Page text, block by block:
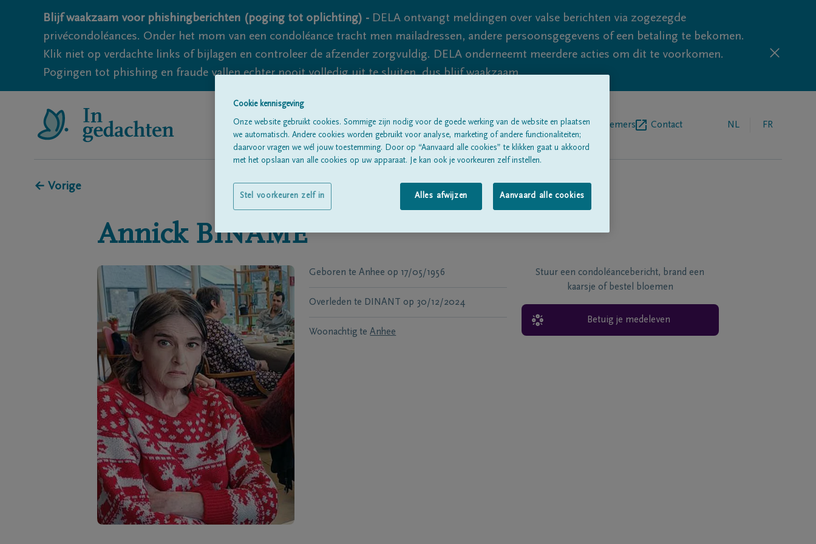
Blijf waakzaam voor phishingberichten (poging tot oplichting) - DELA ontvangt meldingen over valse berichten via zogezegde
privécondoléances. Onder het mom van een condoléance tracht men mailadressen, andere persoonsgegevens of een betaling te bekomen.
Klik niet op verdachte links of bijlagen en controleer de afzender zorgvuldig. DELA onderneemt meerdere acties om dit te voorkomen.
Pogingen tot phishing en fraude vallen echter nooit volledig uit te sluiten, dus blijf waakzaam.
Alle rouwberichtenOver onsBegrafenisondernemers Contact NL FR
← Vorige
Annick BINAMÉ
Geboren te Anhee op 17/05/1956
Overleden te DINANT op 30/12/2024
Woonachtig te Anhee
Stuur een condoléancebericht, brand een
kaarsje of bestel bloemen
Betuig je medeleven
Cookie kennisgeving
Onze website gebruikt cookies. Sommige zijn nodig voor de goede werking van de website en plaatsen
we automatisch. Andere cookies worden gebruikt voor analyse, marketing of andere functionaliteiten;
daarvoor vragen we wél jouw toestemming. Door op “Aanvaard alle cookies” te klikken gaat u akkoord
met het opslaan van alle cookies op uw apparaat. Je kan ook je voorkeuren zelf instellen.
Alles afwijzen Aanvaard alle cookies
Stel voorkeuren zelf in